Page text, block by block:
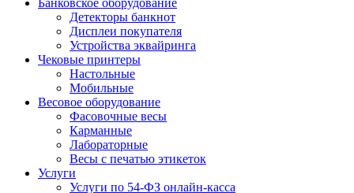
Банковское оборудование
Детекторы банкнот
Дисплеи покупателя
Устройства эквайринга
Чековые принтеры
Настольные
Мобильные
Весовое оборудование
Фасовочные весы
Карманные
Лабораторные
Весы с печатью этикеток
Услуги
Услуги по 54-ФЗ онлайн-касса